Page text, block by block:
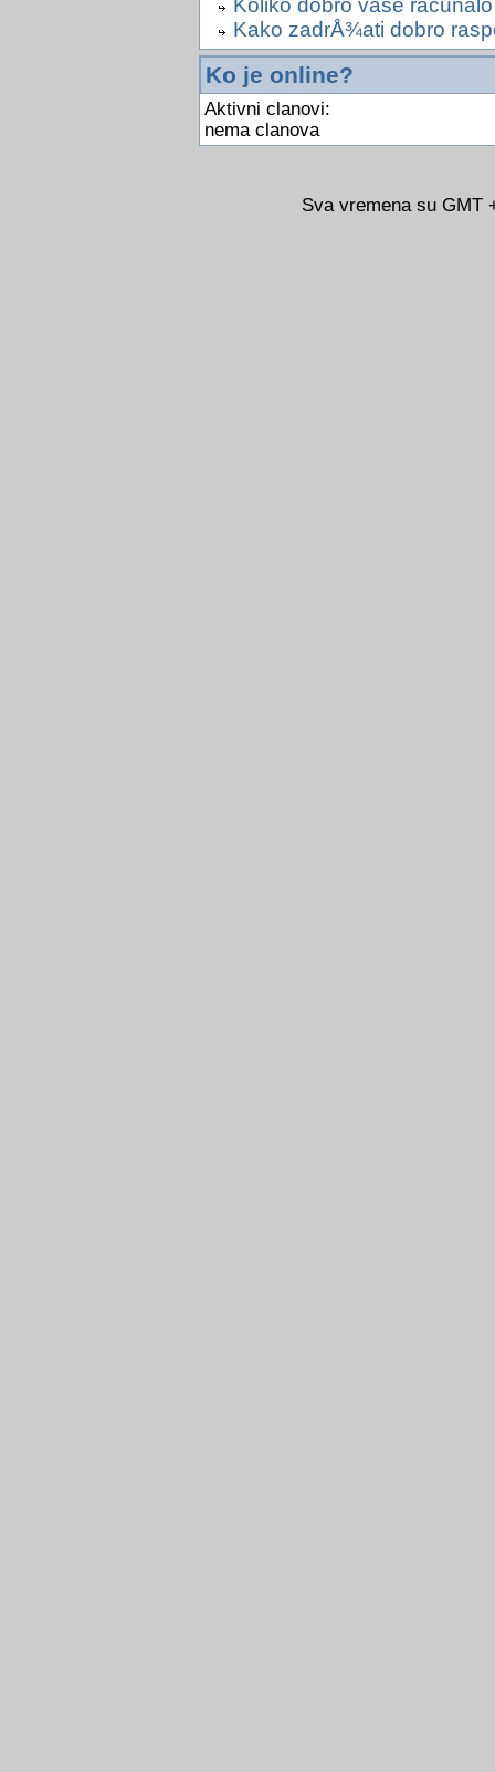
Koliko dobro vase
Kako zadrÅ¾ati dobro
Ko je online?
Aktivni clanovi:
nema clanova
Sva vremena su GMT